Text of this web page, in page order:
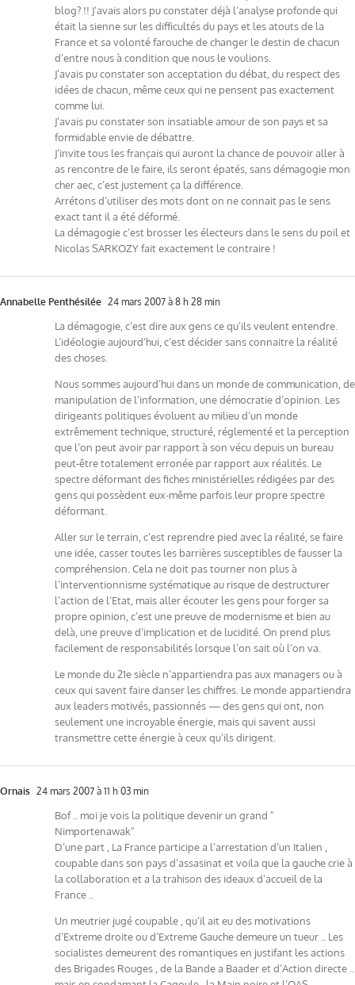
blog? !! J’avais alors pu constater déjà l’analyse profonde qui
était la sienne sur les difficultés du pays et les atouts de la
France et sa volonté farouche de changer le destin de chacun
d’entre nous à condition que nous le voulions.
J’avais pu constater son acceptation du débat, du respect des
idées de chacun, même ceux qui ne pensent pas exactement
comme lui.
J’avais pu constater son insatiable amour de son pays et sa
formidable envie de débattre.
J’invite tous les français qui auront la chance de pouvoir aller à
as rencontre de le faire, ils seront épatés, sans démagogie mon
cher aec, c’est justement ça la différence.
Arrétons d’utiliser des mots dont on ne connait pas le sens
exact tant il a été déformé.
La démagogie c’est brosser les électeurs dans le sens du poil et
Nicolas SARKOZY fait exactement le contraire !
Annabelle Penthésilée 24 mars 2007 à 8 h 28 min
La démagogie, c’est dire aux gens ce qu’ils veulent entendre.
L’idéologie aujourd’hui, c’est décider sans connaitre la réalité
des choses.
Nous sommes aujourd’hui dans un monde de communication, de
manipulation de l’information, une démocratie d’opinion. Les
dirigeants politiques évoluent au milieu d’un monde
extrêmement technique, structuré, réglementé et la perception
que l’on peut avoir par rapport à son vécu depuis un bureau
peut-être totalement erronée par rapport aux réalités. Le
spectre déformant des fiches ministérielles rédigées par des
gens qui possèdent eux-même parfois leur propre spectre
déformant.
Aller sur le terrain, c’est reprendre pied avec la réalité, se faire
une idée, casser toutes les barrières susceptibles de fausser la
compréhension. Cela ne doit pas tourner non plus à
l’interventionnisme systématique au risque de destructurer
l’action de l’Etat, mais aller écouter les gens pour forger sa
propre opinion, c’est une preuve de modernisme et bien au
delà, une preuve d’implication et de lucidité. On prend plus
facilement de responsabilités lorsque l’on sait où l’on va.
Le monde du 21e siècle n’appartiendra pas aux managers ou à
ceux qui savent faire danser les chiffres. Le monde appartiendra
aux leaders motivés, passionnés — des gens qui ont, non
seulement une incroyable énergie, mais qui savent aussi
transmettre cette énergie à ceux qu’ils dirigent.
Ornais 24 mars 2007 à 11 h 03 min
Bof .. moi je vois la politique devenir un grand "
Nimportenawak"
D’une part , La France participe a l’arrestation d’un Italien ,
coupable dans son pays d’assasinat et voila que la gauche crie à
la collaboration et a la trahison des ideaux d’accueil de la
France ..
Un meutrier jugé coupable , qu’il ait eu des motivations
d’Extreme droite ou d’Extreme Gauche demeure un tueur .. Les
socialistes demeurent des romantiques en justifant les actions
des Brigades Rouges , de la Bande a Baader et d’Action directe ..